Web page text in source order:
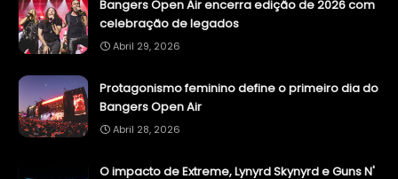
Bangers Open Air encerra edição de 2026 com
celebração de legados
Abril 29, 2026
Protagonismo feminino define o primeiro dia do
Bangers Open Air
Abril 28, 2026
O impacto de Extreme, Lynyrd Skynyrd e Guns N'